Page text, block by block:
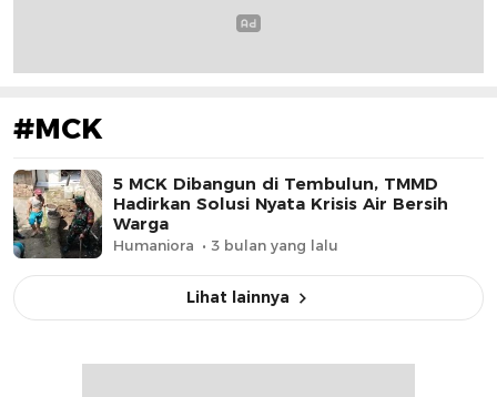
#MCK
5 MCK Dibangun di Tembulun, TMMD
Hadirkan Solusi Nyata Krisis Air Bersih
Warga
Humaniora 3 bulan yang lalu
Lihat lainnya